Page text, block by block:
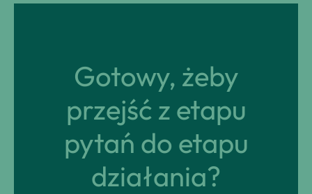
Gotowy, żeby
przejść z etapu
pytań do etapu
działania?